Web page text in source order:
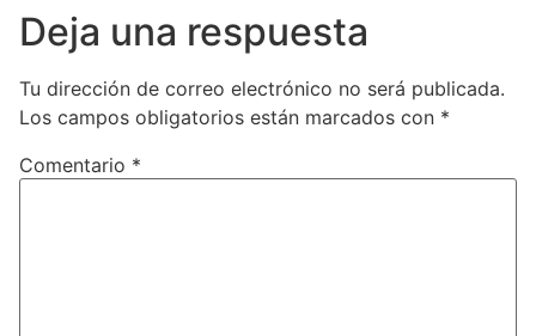
Deja una respuesta
Tu dirección de correo electrónico no será publicada.
Los campos obligatorios están marcados con *
Comentario *